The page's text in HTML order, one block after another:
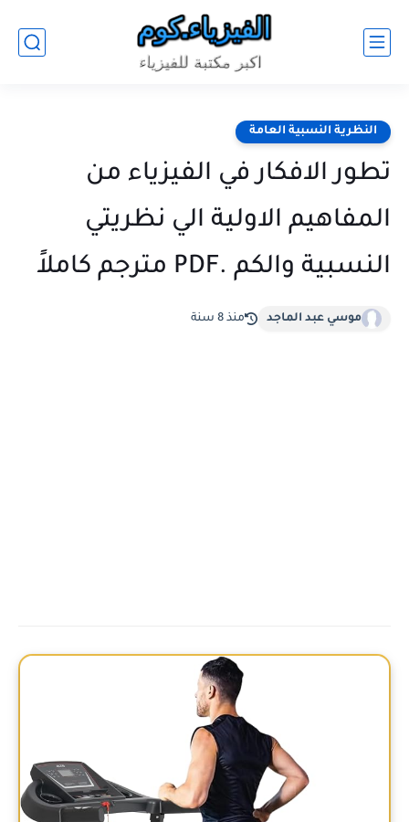
النظرية النسبية العامة
تطور الافكار في الفيزياء من
المفاهيم الاولية الي نظريتي
النسبية والكم .PDF مترجم كاملاً
موسي عبد الماجد منذ 8 سنة